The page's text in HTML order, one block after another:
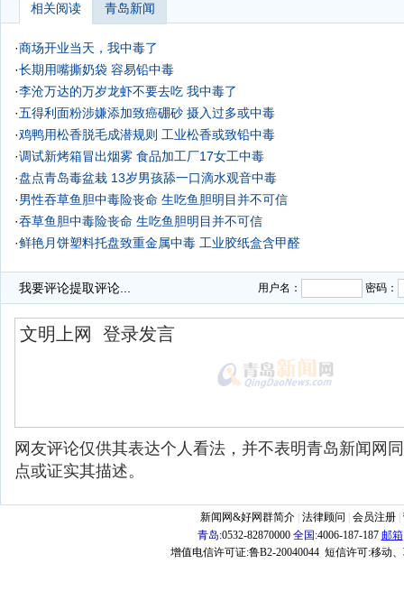
相关阅读 青岛新闻
·商场开业当天，我中毒了
·长期用嘴撕奶袋 容易铅中毒
·李沧万达的万岁龙虾不要去吃 我中毒了
·五得利面粉涉嫌添加致癌硼砂 摄入过多或中毒
·鸡鸭用松香脱毛成潜规则 工业松香或致铅中毒
·调试新烤箱冒出烟雾 食品加工厂17女工中毒
·盘点青岛毒盆栽 13岁男孩舔一口滴水观音中毒
·男性吞草鱼胆中毒险丧命 生吃鱼胆明目并不可信
·吞草鱼胆中毒险丧命 生吃鱼胆明目并不可信
·鲜艳月饼塑料托盘致重金属中毒 工业胶纸盒含甲醛
我要评论提取评论... 用户名： 密码：
网友评论仅供其表达个人看法，并不表明青岛新闻网
点或证实其描述。